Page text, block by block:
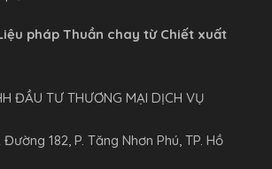
Liệu pháp Thuần chay từ Chiết xuất
ĐẦU TƯ THƯƠNG MẠI DỊCH VỤ
182, P. Tăng Nhơn Phú, TP. Hồ